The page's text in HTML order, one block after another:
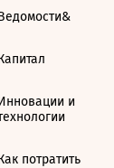
и
потратить